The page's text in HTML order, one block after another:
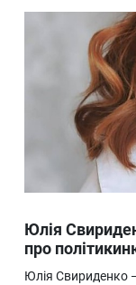
Юлія
про
Юлія Свириденко